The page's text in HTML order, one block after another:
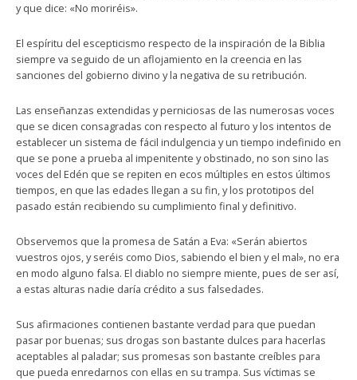
y que dice: «No moriréis».
El espíritu del escepticismo respecto de la inspiración de la Biblia
siempre va seguido de un aflojamiento en la creencia en las
sanciones del gobierno divino y la negativa de su retribución.
Las enseñanzas extendidas y perniciosas de las numerosas voces
que se dicen consagradas con respecto al futuro y los intentos de
establecer un sistema de fácil indulgencia y un tiempo indefinido en
que se pone a prueba al impenitente y obstinado, no son sino las
voces del Edén que se repiten en ecos múltiples en estos últimos
tiempos, en que las edades llegan a su fin, y los prototipos del
pasado están recibiendo su cumplimiento final y definitivo.
Observemos que la promesa de Satán a Eva: «Serán abiertos
vuestros ojos, y seréis como Dios, sabiendo el bien y el mal», no era
en modo alguno falsa. El diablo no siempre miente, pues de ser así,
a estas alturas nadie daría crédito a sus falsedades.
Sus afirmaciones contienen bastante verdad para que puedan
pasar por buenas; sus drogas son bastante dulces para hacerlas
aceptables al paladar; sus promesas son bastante creíbles para
que pueda enredarnos con ellas en su trampa. Sus víctimas se